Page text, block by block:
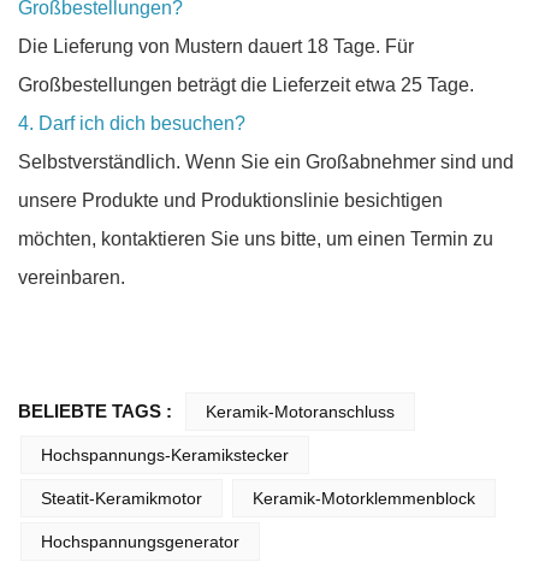
Großbestellungen?
Die Lieferung von Mustern dauert 18 Tage. Für
Großbestellungen beträgt die Lieferzeit etwa 25 Tage.
4. Darf ich dich besuchen?
Selbstverständlich. Wenn Sie ein Großabnehmer sind und
unsere Produkte und Produktionslinie besichtigen
möchten, kontaktieren Sie uns bitte, um einen Termin zu
vereinbaren.
BELIEBTE TAGS : Keramik-Motoranschluss
Hochspannungs-Keramikstecker
Steatit-Keramikmotor Keramik-Motorklemmenblock
Hochspannungsgenerator